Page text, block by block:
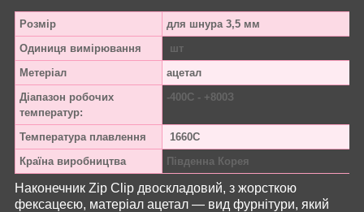
Розмір
для шнура 3,5 мм
Одиниця вимірювання
шт
Метеріал
ацетал
Діапазон робочих
температур:
-400С - +800З
Температура плавлення 1660С
Країна виробництва
Південна Корея
Наконечник Zip Clip двоскладовий, з жорсткою
фексацеєю, матеріал ацетал — вид фурнітури, який